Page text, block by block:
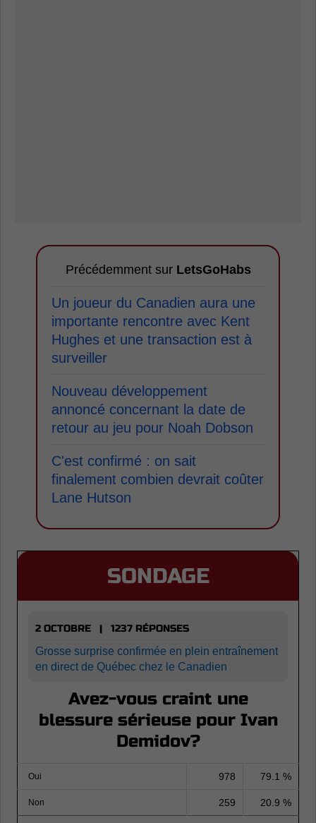
Précédemment sur LetsGoHabs
Un joueur du Canadien aura une
importante rencontre avec Kent
Hughes et une transaction est à
surveiller
Nouveau développement
annoncé concernant la date de
retour au jeu pour Noah Dobson
C'est confirmé : on sait
finalement combien devrait coûter
Lane Hutson
SONDAGE
2 OCTOBRE | 1237 RÉPONSES
Grosse surprise confirmée en plein entraînement
en direct de Québec chez le Canadien
Avez-vous craint une
blessure sérieuse pour Ivan
Demidov?
Oui 978 79.1 %
Non 259 20.9 %